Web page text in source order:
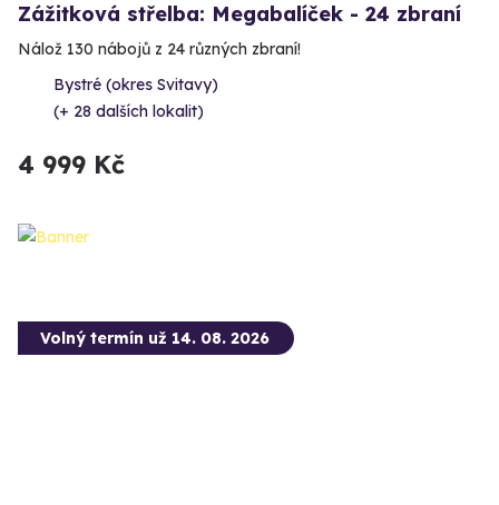
Zážitková střelba: Megabalíček - 24 zbraní
Nálož 130 nábojů z 24 různých zbraní!
Bystré (okres Svitavy)
(+ 28 dalších lokalit)
4 999 Kč
Volný termín už 14. 08. 2026